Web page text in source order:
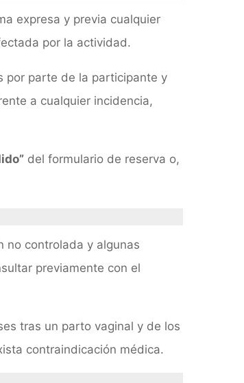
expresa y previa cualquier
por la actividad.
por parte de la participante y
a cualquier incidencia,
del formulario de reserva o,
no controlada y algunas
previamente con el
tras un parto vaginal y de los
contraindicación médica.